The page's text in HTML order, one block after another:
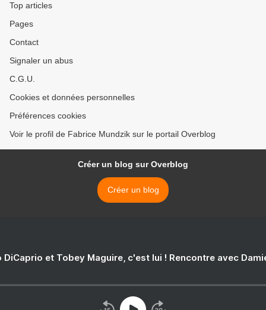
Top articles
Pages
Contact
Signaler un abus
C.G.U.
Cookies et données personnelles
Préférences cookies
Voir le profil de Fabrice Mundzik sur le portail Overblog
Créer un blog sur Overblog
Créer un blog
DiCaprio et Tobey Maguire, c'est lui ! Rencontre avec